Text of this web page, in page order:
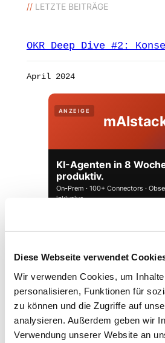
Diese Webseite verwendet
Wir verwenden Cookies, um
personalisieren, Funktionen für
zu können und die Zugriffe auf
analysieren. Außerdem geben wir
Verwendung unserer Website an
//LETZTE BEITRÄGE
OKR Deep Dive #2:
April 2024
ANZEIGE
KI-Agenten in 8
produktiv.
On-Prem · 100+ Connectors ·
inklusive.